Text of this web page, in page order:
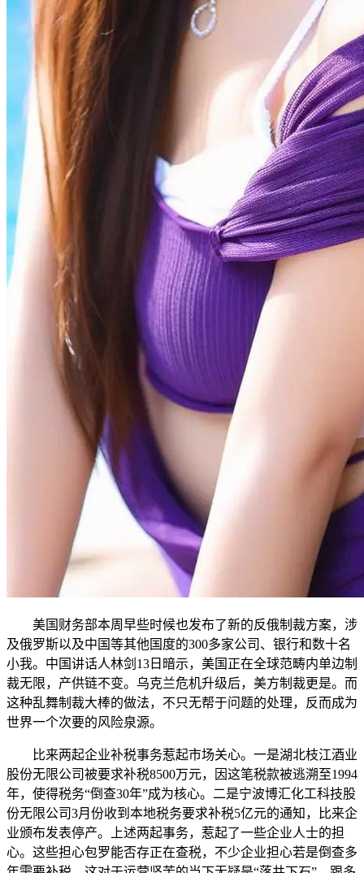
美国财务部本周早些时候也发布了新的反俄制裁方案，涉
及俄罗斯以及中国等其他国度的300多家公司、银行和数十名
小我。中国讲话人林剑13日暗示，美国正在全球范畴内单边制
裁无限，产供链不变。乌克兰危机升级后，美方制裁更是。而
这种乱舞制裁大棒的做法，不只无帮于问题的处理，反而成为
世界一个次要的风险泉源。
比来两起企业补税事务惹起市场关心。一是湖北枝江酒业
股份无限公司被要求补税8500万元，因这笔税款被逃溯至1994
年，使得税务“倒查30年”成为核心。二是宁波博汇化工科技股
份无限公司3月份收到本地税务要求补税5亿元的通知，比来企
业颁布发表停产。上述两起事务，惹起了一些企业人士的担
心。这些担心包罗能否存正在查税，不少企业担心若是倒查多